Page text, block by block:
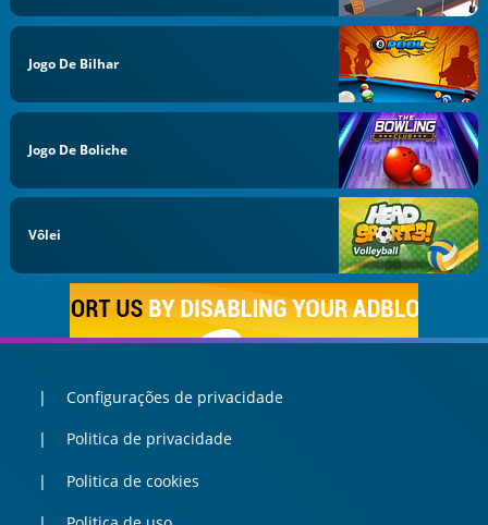
Jogo De Bilhar
Jogo De Boliche
Vôlei
Configurações de privacidade
Politica de privacidade
Politica de cookies